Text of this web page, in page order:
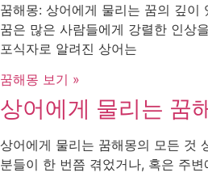
꿈해몽: 상어에게 물리는 꿈의 깊이
꿈은 많은 사람들에게 강렬한 인상
포식자로 알려진 상어는
꿈해몽 보기 »
상어에게 물리는 꿈
상어에게 물리는 꿈해몽의 모든 것
분들이 한 번쯤 겪었거나, 혹은 주